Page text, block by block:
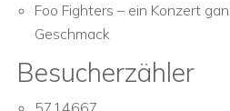
Foo Fighters – ein Konzert
Geschmack
Besucherzähler
5714667